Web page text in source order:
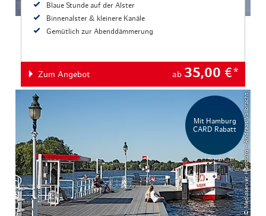
Blaue Stunde auf der Alster
Binnenalster & kleinere Kanäle
Gemütlich zur Abenddämmerung
Zum Angebot ab 35,00 €*
Mit Hamburg
CARD Rabatt
© Mediaserver Hamburg - Andreas Vallbracht